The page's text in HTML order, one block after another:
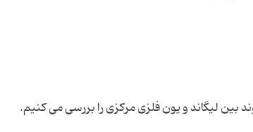
بین لیگاند و یون فلزی مرکزی را بررسی می کنیم.